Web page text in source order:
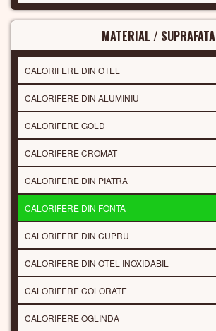
MATERIAL / SUPRAFATA
CALORIFERE DIN OTEL
CALORIFERE DIN ALUMINIU
CALORIFERE GOLD
CALORIFERE CROMAT
CALORIFERE DIN PIATRA
CALORIFERE DIN FONTA
CALORIFERE DIN CUPRU
CALORIFERE DIN OTEL INOXIDABIL
CALORIFERE COLORATE
CALORIFERE OGLINDA